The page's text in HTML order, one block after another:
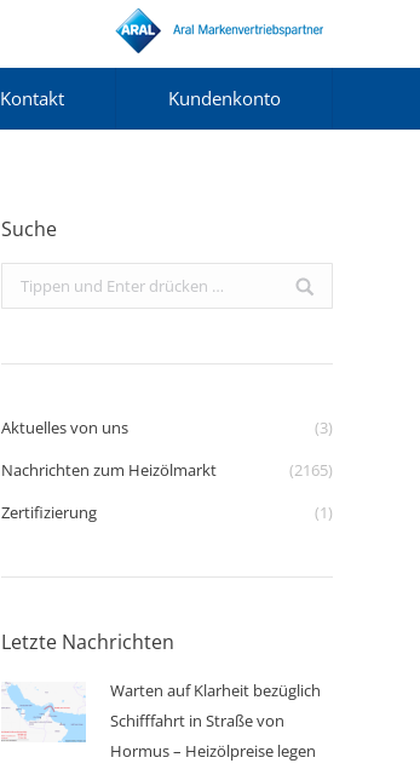
Kontakt Kundenkonto
Suche
Search:
Aktuelles von uns
(3)
Nachrichten zum Heizölmarkt
(2165)
Zertifizierung
(1)
Letzte Nachrichten
Warten auf Klarheit bezüglich
Schifffahrt in Straße von
Hormus – Heizölpreise legen